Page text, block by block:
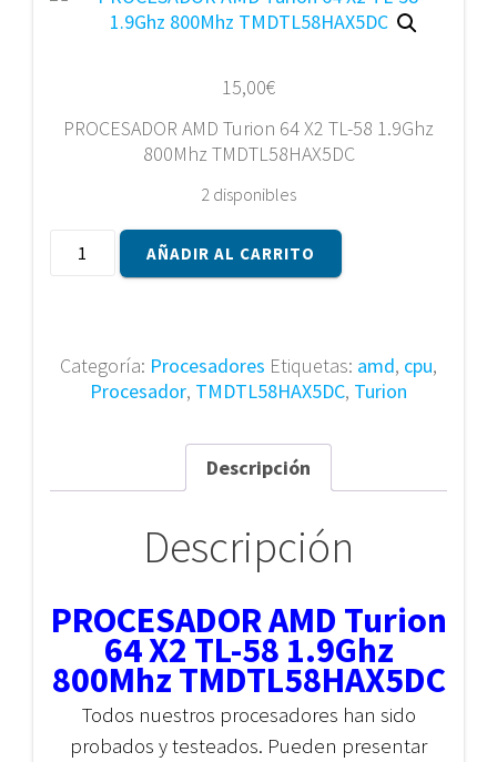
15,00€
PROCESADOR AMD Turion 64 X2 TL-58 1.9Ghz
800Mhz TMDTL58HAX5DC
2 disponibles
PROCESADOR
AMD
TL-
cantidad
AÑADIR AL CARRITO
Categoría: Procesadores Etiquetas: amd, cpu,
Procesador, TMDTL58HAX5DC, Turion
Descripción
Descripción
PROCESADOR AMD Turion
64 X2 TL-58 1.9Ghz
800Mhz TMDTL58HAX5DC
Todos nuestros procesadores han sido
probados y testeados. Pueden presentar